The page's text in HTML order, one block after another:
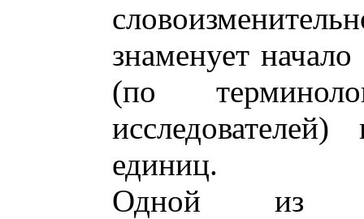
знаменует
(по
единиц.
Одной из